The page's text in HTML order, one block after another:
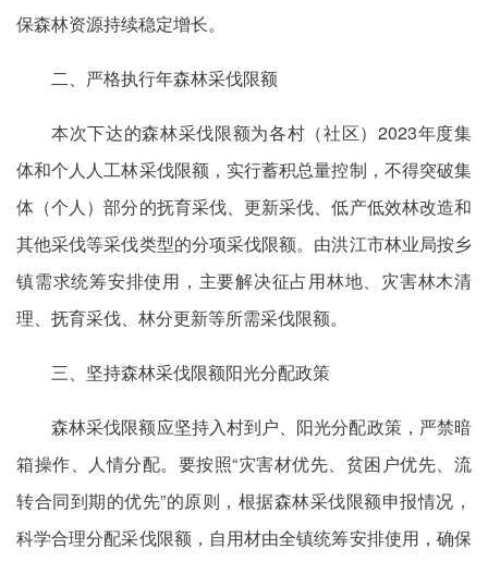
保森林资源持续稳定增长。
二、严格执行年森林采伐限额
本次下达的森林采伐限额为各村（社区）2023年度集
体和个人人工林采伐限额，实行蓄积总量控制，不得突破集
体（个人）部分的抚育采伐、更新采伐、低产低效林改造和
其他采伐等采伐类型的分项采伐限额。由洪江市林业局按乡
镇需求统筹安排使用，主要解决征占用林地、灾害林木清
理、抚育采伐、林分更新等所需采伐限额。
三、坚持森林采伐限额阳光分配政策
森林采伐限额应坚持入村到户、阳光分配政策，严禁暗
箱操作、人情分配。要按照“灾害材优先、贫困户优先、流
转合同到期的优先”的原则，根据森林采伐限额申报情况，
科学合理分配采伐限额，自用材由全镇统筹安排使用，确保